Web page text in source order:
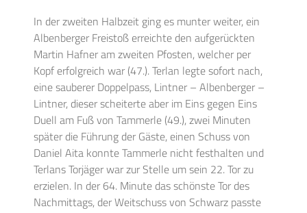
In der zweiten Halbzeit ging es munter weiter, ein
Albenberger Freistoß erreichte den aufgerückten
Martin Hafner am zweiten Pfosten, welcher per
Kopf erfolgreich war (47.). Terlan legte sofort nach,
eine sauberer Doppelpass, Lintner – Albenberger –
Lintner, dieser scheiterte aber im Eins gegen Eins
Duell am Fuß von Tammerle (49.), zwei Minuten
später die Führung der Gäste, einen Schuss von
Daniel Aita konnte Tammerle nicht festhalten und
Terlans Torjäger war zur Stelle um sein 22. Tor zu
erzielen. In der 64. Minute das schönste Tor des
Nachmittags, der Weitschuss von Schwarz passte